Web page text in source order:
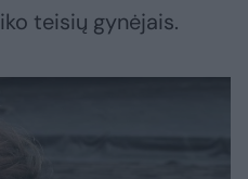
teisių gynėjais.